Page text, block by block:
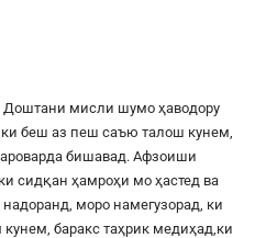
Доштани мисли шумо ҳаводору
беш аз пеш саъю талош кунем,
бишавад. Афзоиши
сидқан ҳамроҳи мо ҳастед ва
моро намегузорад, ки
кунем, баракс таҳрик медиҳад,ки